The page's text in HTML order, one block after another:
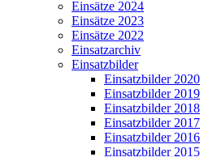
Einsätze 2024
Einsätze 2023
Einsätze 2022
Einsatzarchiv
Einsatzbilder
Einsatzbilder 2020
Einsatzbilder 2019
Einsatzbilder 2018
Einsatzbilder 2017
Einsatzbilder 2016
Einsatzbilder 2015